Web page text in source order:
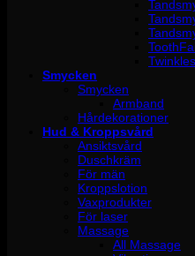
Twinkles
Smycken
Smycken
Armband
Hårdekorationer
Hud & Kroppsvård
Ansiktsvård
Duschkräm
För män
Kroppslotion
Vaxprodukter
För laser
Massage
All Massage